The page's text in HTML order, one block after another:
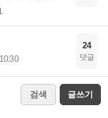
10:30
24
댓글
검색 글쓰기